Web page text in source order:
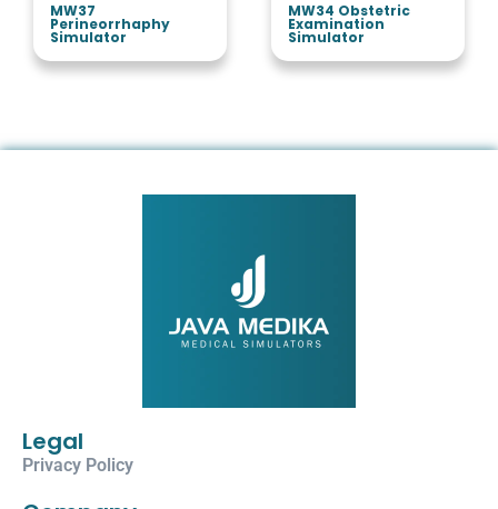
MW37
Perineorrhaphy
Simulator
MW34 Obstetric
Examination
Simulator
Legal
Privacy Policy